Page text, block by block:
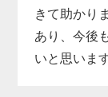
きて助かり
あり、今後
いと思いま